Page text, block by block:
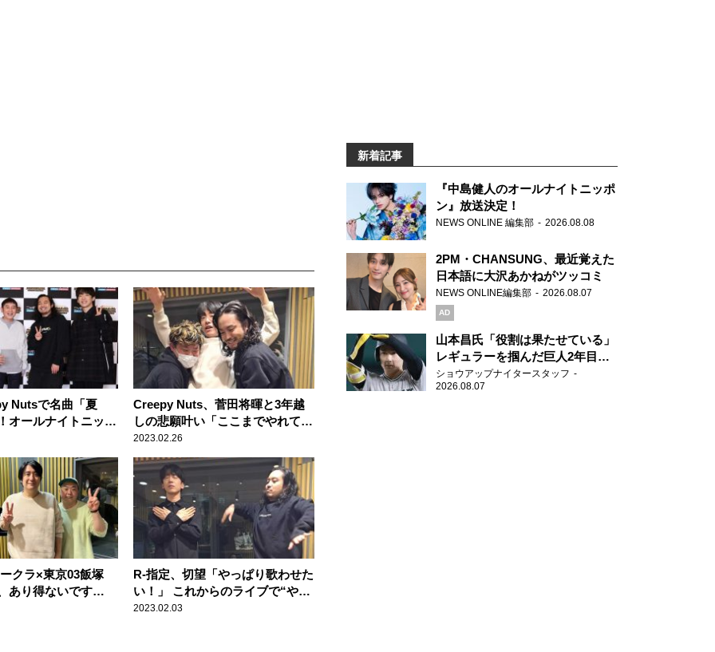
Nutsで名曲「夏
オールナイトニッポ
Creepy Nuts、菅田将暉と3年越
しの悲願叶い「ここまでやれてこ
なかったことが全部、本当に報わ
れた」
2023.02.26
クラ×東京03飯塚
あり得ないです
R-指定、切望「やっぱり歌わせた
い！」 これからのライブで“やり
たいこと”語る
2023.02.03
新着記事
『中島健人のオールナイトニッポ
ン』放送決定！
NEWS ONLINE 編集部 2026.08.08
2PM・CHANSUNG、最近覚えた
日本語に大沢あかねがツッコミ
NEWS ONLINE編集部 2026.08.07
AD
山本昌氏「役割は果たせている」
レギュラーを掴んだ巨人2年目の
新人王候補
ショウアップナイタースタッフ
2026.08.07